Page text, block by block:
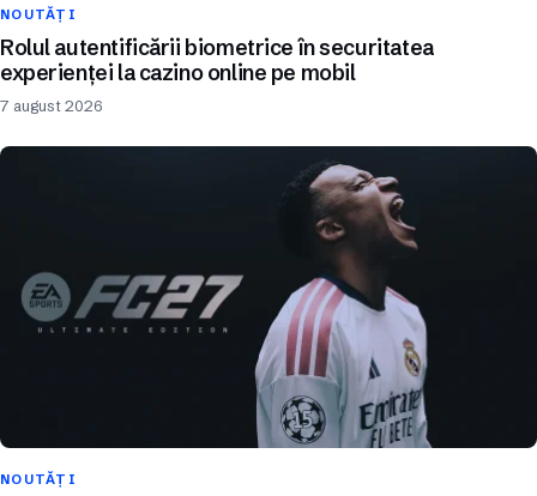
NOUTĂȚI
Rolul autentificării biometrice în securitatea
experienței la cazino online pe mobil
7 august 2026
NOUTĂȚI